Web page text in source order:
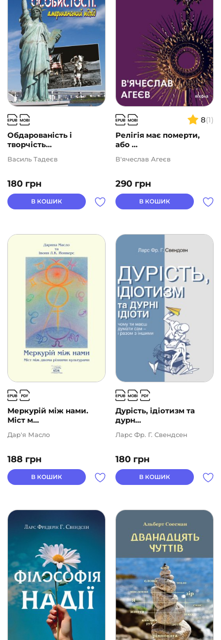
Подарункові сертифікати
ВИДАВНИЦТВА
АВТОРИ
ЦІНА
2 1000
Обдарованість і
творчість...
180 грн
Василь Тадеєв
В КОШИК
8(1)
Релігія має померти,
або ...
290 грн
В'ячеслав Агеєв
В КОШИК
Меркурій між нами.
Міст м...
188 грн
Дар'я Масло
В КОШИК
Дурість, ідіотизм та
дурн...
180 грн
Ларс Фр. Г. Свендсен
В КОШИК